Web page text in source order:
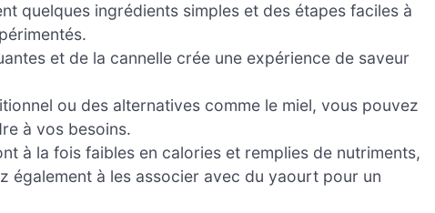
quelques ingrédients simples et des étapes faciles à
et de la cannelle crée une expérience de saveur
ou des alternatives comme le miel, vous pouvez
à vos besoins.
à la fois faibles en calories et remplies de nutriments,
également à les associer avec du yaourt pour un